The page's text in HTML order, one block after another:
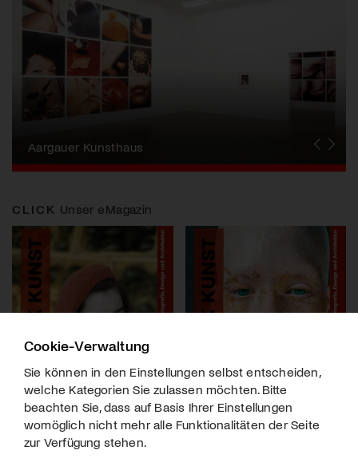
Künstlerin
Aargauer Kunsthaus
Gewerbemuseum Winterthur
Liste Art Fair Basel
Bündner Kunstmuseum
Künstler:innen Portraits
Junge Schweizer Kunst
Vögele Kultur Zentrum
Nidwaldner Museum
Haus für Kunst Uri
CLICK Unser eMagazin
Cookie-Verwaltung
Sie können in den Einstellungen selbst entscheiden,
welche Kategorien Sie zulassen möchten. Bitte
beachten Sie, dass auf Basis Ihrer Einstellungen
womöglich nicht mehr alle Funktionalitäten der Seite
zur Verfügung stehen.